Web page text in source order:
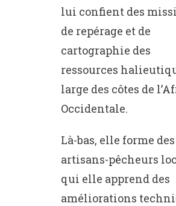
lui confient des
de repérage et de
cartographie des
ressources
large des côtes de
Occidentale.
Là-bas, elle forme des
artisans-pêcheurs
qui elle apprend des
améliorations